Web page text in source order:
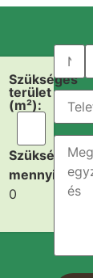
Szükséges
terület
(m²):
Szükséges
mennyiség:
0